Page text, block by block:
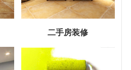
二手房装修